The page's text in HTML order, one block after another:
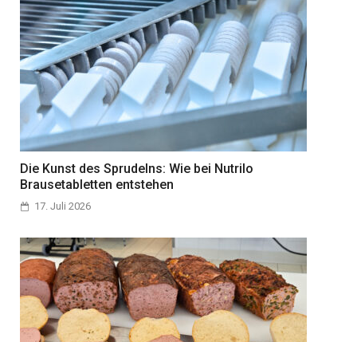
Die Kunst des Sprudelns: Wie bei Nutrilo
Brausetabletten entstehen
17. Juli 2026